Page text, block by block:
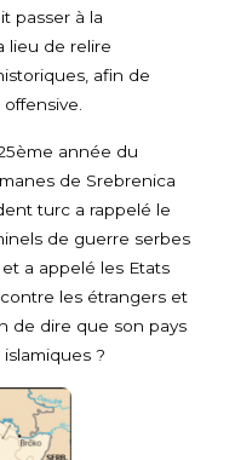
passer à la
lieu de relire
afin de
année du
de Srebrenica
turc a rappelé le
de guerre serbes
a appelé les Etats
les étrangers et
de dire que son pays
islamiques ?